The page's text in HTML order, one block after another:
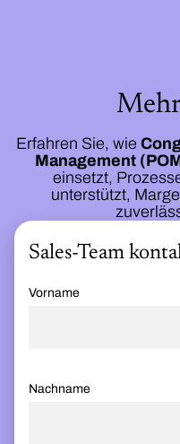
Erfahren Sie, wie
Management
einsetzt,
unterstützt,
Sales-Team
Vorname
Nachname